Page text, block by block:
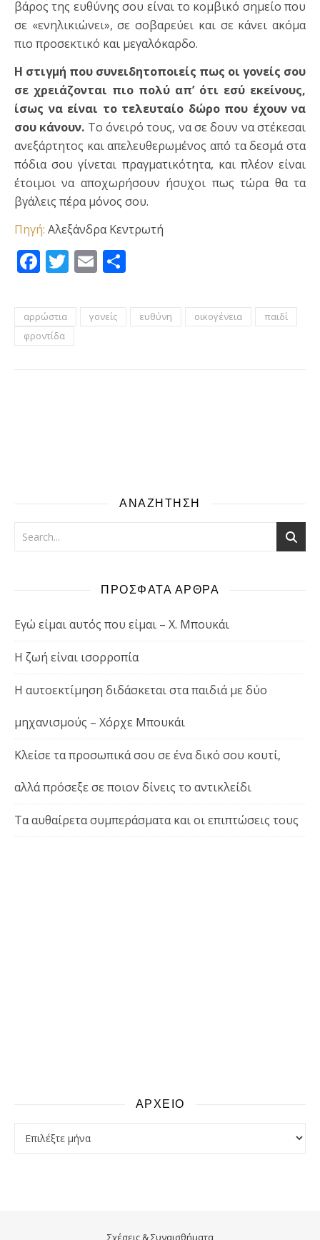
βάρος της ευθύνης σου είναι το κομβικό σημείο που
σε «ενηλικιώνει», σε σοβαρεύει και σε κάνει ακόμα
πιο προσεκτικό και μεγαλόκαρδο.
Η στιγμή που συνειδητοποιείς πως οι γονείς σου
σε χρειάζονται πιο πολύ απ’ ότι εσύ εκείνους,
ίσως να είναι το τελευταίο δώρο που έχουν να
σου κάνουν. Το όνειρό τους, να σε δουν να στέκεσαι
ανεξάρτητος και απελευθερωμένος από τα δεσμά στα
πόδια σου γίνεται πραγματικότητα, και πλέον είναι
έτοιμοι να αποχωρήσουν ήσυχοι πως τώρα θα τα
βγάλεις πέρα μόνος σου.
Πηγή: Αλεξάνδρα Κεντρωτή
Facebook
Twitter
Email
αρρώστια γονείς ευθύνη οικογένεια
παιδί
φροντίδα
ΑΝΑΖΗΤΗΣΗ
ΠΡΟΣΦΑΤΑ ΑΡΘΡΑ
Εγώ είμαι αυτός που είμαι – Χ. Μπουκάι
Η ζωή είναι ισορροπία
Η αυτοεκτίμηση διδάσκεται στα παιδιά με δύο
μηχανισμούς – Χόρχε Μπουκάι
Κλείσε τα προσωπικά σου σε ένα δικό σου κουτί,
αλλά πρόσεξε σε ποιον δίνεις το αντικλείδι
Τα αυθαίρετα συμπεράσματα και οι επιπτώσεις τους
ΑΡΧΕΙΟ
Σχέσεις & Συναισθήματα